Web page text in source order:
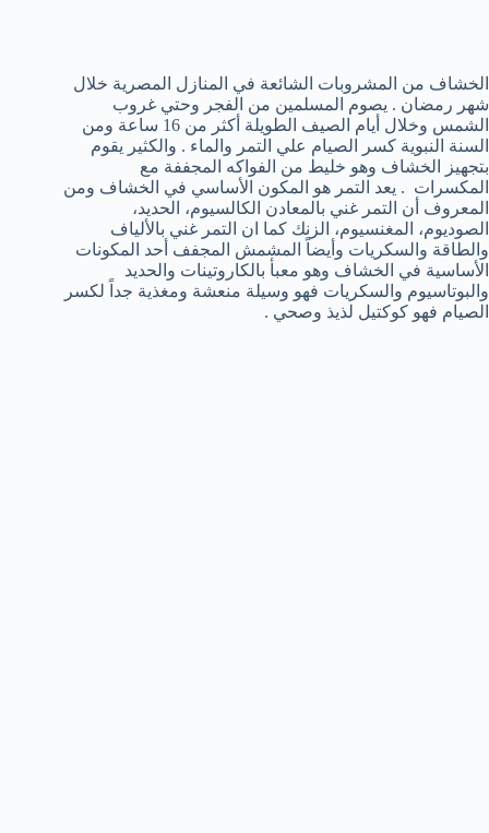
الخشاف من المشروبات الشائعة في المنازل المصرية خلال
شهر رمضان . يصوم المسلمين من الفجر وحتي غروب
الشمس وخلال أيام الصيف الطويلة أكثر من 16 ساعة ومن
السنة النبوية كسر الصيام علي التمر والماء . والكثير يقوم
بتجهيز الخشاف وهو خليط من الفواكه المجففة مع
المكسرات . يعد التمر هو المكون الأساسي في الخشاف ومن
المعروف أن التمر غني بالمعادن الكالسيوم، الحديد،
الصوديوم، المغنسيوم، الزنك كما ان التمر غني بالألياف
والطاقة والسكريات وأيضاً المشمش المجفف أحد المكونات
الأساسية في الخشاف وهو معبأ بالكاروتينات والحديد
والبوتاسيوم والسكريات فهو وسيلة منعشة ومغذية جداً لكسر
الصيام فهو كوكتيل لذيذ وصحي .